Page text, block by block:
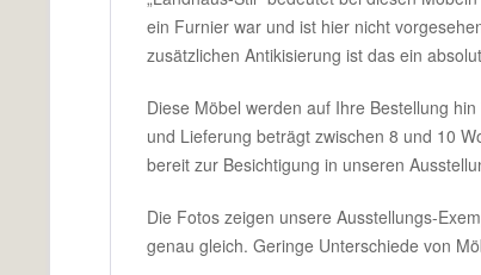
ein Furnier war und ist hier nicht
zusätzlichen Antikisierung ist das ein
Diese Möbel werden auf Ihre Bestellung
und Lieferung beträgt zwischen 8 und 10
bereit zur Besichtigung in unseren
Die Fotos zeigen unsere Ausstellungs-
genau gleich. Geringe Unterschiede von